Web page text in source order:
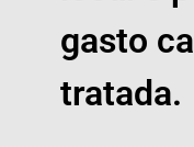
gasto
tratada.